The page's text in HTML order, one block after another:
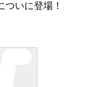
いに登場！